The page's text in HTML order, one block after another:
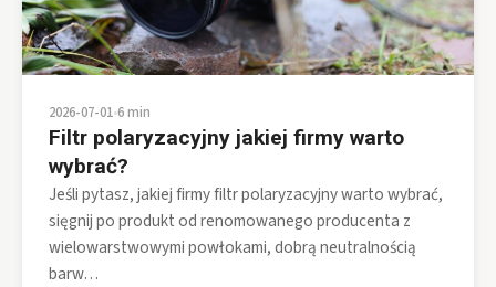
2026-07-01•6 min
Filtr polaryzacyjny jakiej firmy warto
wybrać?
Jeśli pytasz, jakiej firmy filtr polaryzacyjny warto wybrać,
sięgnij po produkt od renomowanego producenta z
wielowarstwowymi powłokami, dobrą neutralnością
barw…